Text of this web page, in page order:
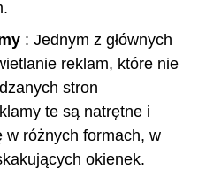
: Jednym z głównych
reklam, które nie
stron
te są natrętne i
w różnych formach, w
okienek.